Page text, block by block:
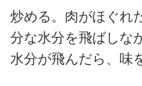
炒める。肉がほぐれ
分な水分を飛ばしな
水分が飛んだら、味